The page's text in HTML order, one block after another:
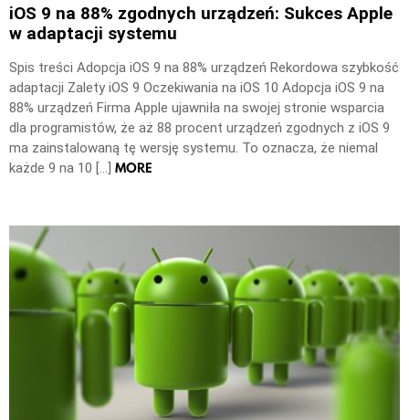
iOS 9 na 88% zgodnych urządzeń: Sukces Apple
w adaptacji systemu
Spis treści Adopcja iOS 9 na 88% urządzeń Rekordowa szybkość
adaptacji Zalety iOS 9 Oczekiwania na iOS 10 Adopcja iOS 9 na
88% urządzeń Firma Apple ujawniła na swojej stronie wsparcia
dla programistów, że aż 88 procent urządzeń zgodnych z iOS 9
ma zainstalowaną tę wersję systemu. To oznacza, że niemal
każde 9 na 10 […] MORE